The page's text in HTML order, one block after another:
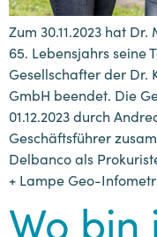
Zum 30.11.2023 hat
65. Lebensjahrs seine
Gesellschafter der Dr.
GmbH beendet. Die
01.12.2023 durch
Geschäftsführer
Delbanco als
+ Lampe Geo-